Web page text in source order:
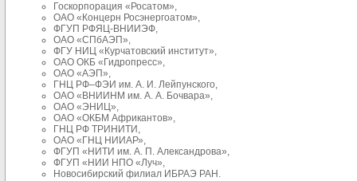
Госкорпорация «Росатом»,
ОАО «Концерн Росэнергоатом»,
ФГУП РФЯЦ-ВНИИЭФ,
ОАО «СПбАЭП»,
ФГУ НИЦ «Курчатовский институт»,
ОАО ОКБ «Гидропресс»,
ОАО «АЭП»,
ГНЦ РФ–ФЭИ им. А. И. Лейпунского,
ОАО «ВНИИНМ им. А. А. Бочвара»,
ОАО «ЭНИЦ»,
ОАО «ОКБМ Африкантов»,
ГНЦ РФ ТРИНИТИ,
ОАО «ГНЦ НИИАР»,
ФГУП «НИТИ им. А. П. Александрова»,
ФГУП «НИИ НПО «Луч»,
Новосибирский филиал ИБРАЭ РАН.